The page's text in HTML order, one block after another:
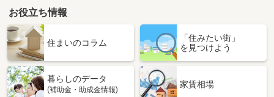
お役立ち情報
住まいのコラム
「住みたい街」
を見つけよう
暮らしのデータ
(補助金・助成金情報)
家賃相場